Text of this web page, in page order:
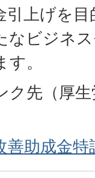
引上げを
なビジネ
。
先（厚
善助成金